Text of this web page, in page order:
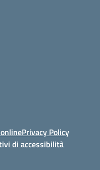
Privacy Policy
di accessibilità